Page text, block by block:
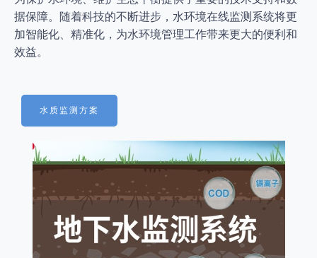
据保障。随着科技的不断进步，水环境在线监测系统将更
加智能化、精准化，为水环境管理工作带来更大的便利和
效益。
水质监测方案